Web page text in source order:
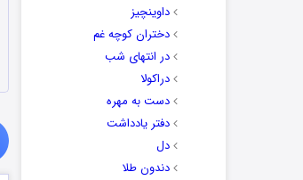
داوینچیز
دختران کوچه غم
در انتهای شب
دراکولا
دست به مهره
دفتر یادداشت
دل
دندون طلا